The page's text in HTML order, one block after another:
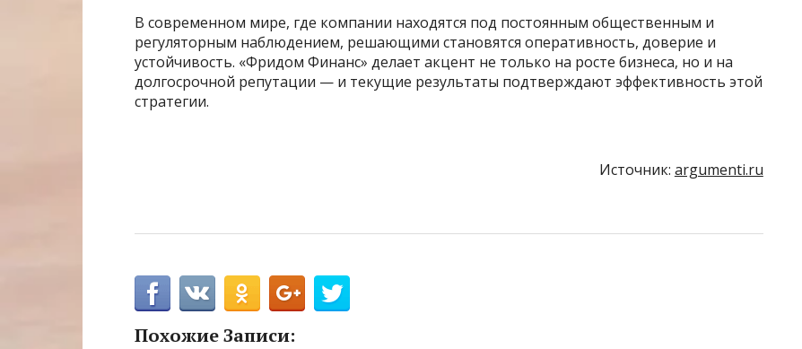
В современном мире, где компании находятся под постоянным общественным и
регуляторным наблюдением, решающими становятся оперативность, доверие и
устойчивость. «Фридом Финанс» делает акцент не только на росте бизнеса, но и на
долгосрочной репутации — и текущие результаты подтверждают эффективность этой
стратегии.
Источник: argumenti.ru
Похожие Записи: